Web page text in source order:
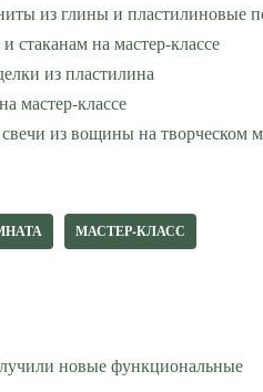
из глины и пластилиновые
стаканам на мастер-классе
из пластилина
мастер-классе
из вощины на творческом
МАСТЕР-КЛАСС
новые функциональные